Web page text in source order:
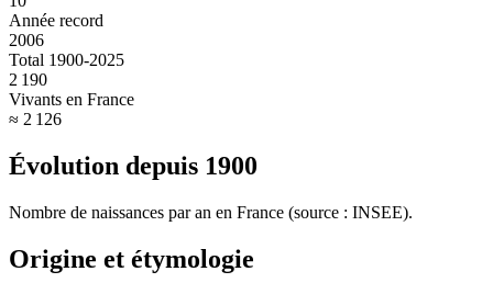
Année record
2006
Total 1900-2025
2 190
Vivants en France
≈ 2 126
Évolution depuis 1900
Nombre de naissances par an en France (source : INSEE).
Origine et étymologie